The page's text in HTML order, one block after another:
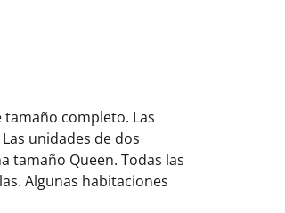
completo. Las
unidades de dos
tamaño Queen. Todas las
Algunas habitaciones